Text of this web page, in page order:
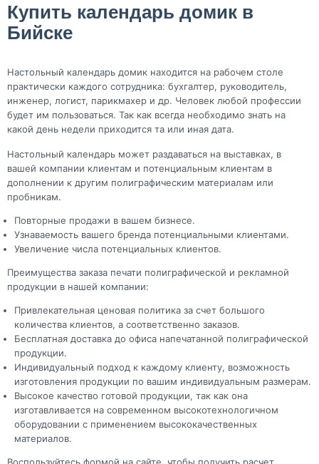
Купить календарь домик в
Бийске
Настольный календарь домик находится на рабочем столе
практически каждого сотрудника: бухгалтер, руководитель,
инженер, логист, парикмахер и др. Человек любой профессии
будет им пользоваться. Так как всегда необходимо знать на
какой день недели приходится та или иная дата.
Настольный календарь может раздаваться на выставках, в
вашей компании клиентам и потенциальным клиентам в
дополнении к другим полиграфическим материалам или
пробникам.
Повторные продажи в вашем бизнесе.
Узнаваемость вашего бренда потенциальными клиентами.
Увеличение числа потенциальных клиентов.
Преимущества заказа печати полиграфической и рекламной
продукции в нашей компании:
Привлекательная ценовая политика за счет большого
количества клиентов, а соответственно заказов.
Бесплатная доставка до офиса напечатанной полиграфической
продукции.
Индивидуальный подход к каждому клиенту, возможность
изготовления продукции по вашим индивидуальным размерам.
Высокое качество готовой продукции, так как она
изготавливается на современном высокотехнологичном
оборудовании с применением высококачественных
материалов.